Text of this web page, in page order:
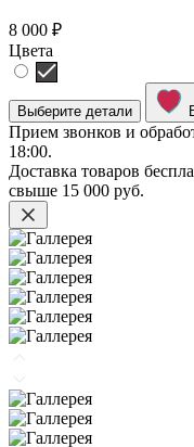
8 000 ₽
Цвета
Выберите детали
Прием звонков и
18:00.
Доставка товаров
свыше 15 000 руб.